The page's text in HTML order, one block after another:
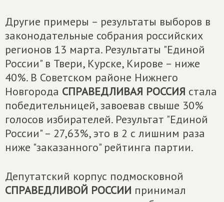
Другие примеры – результаты выборов в
законодательные собрания российских
регионов 13 марта. Результаты "Единой
России" в Твери, Курске, Кирове – ниже
40%. В Советском районе Нижнего
Новгорода СПРАВЕДЛИВАЯ РОССИЯ стала
победительницей, завоевав свыше 30%
голосов избирателей. Результат "Единой
России" – 27,63%, это в 2 с лишним раза
ниже "заказанного" рейтинга партии.
Депутатский корпус подмосковной
СПРАВЕДЛИВОЙ РОССИИ принимал